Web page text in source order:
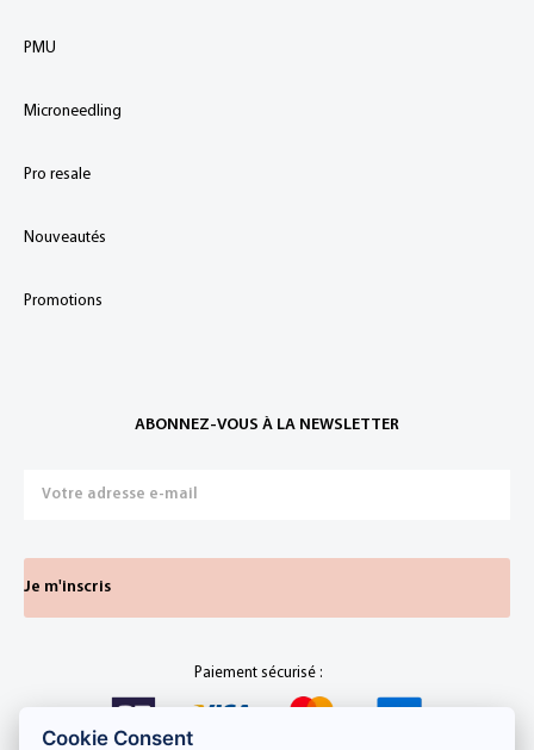
PMU
Microneedling
Pro resale
Nouveautés
Promotions
ABONNEZ-VOUS À LA NEWSLETTER
Je m'inscris
Paiement sécurisé :
Cookie Consent